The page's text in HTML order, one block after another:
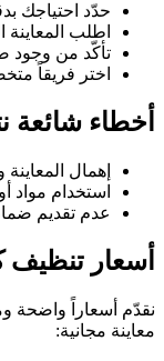
حدّد احتياجك
اطلب المعاينة
تأكّد من وجود
اختر فريقاً
أخطاء شائعة
إهمال المعاينة
استخدام مواد
عدم تقديم
أسعار تنظيف
نقدّم أسعاراً واضحة
معاينة مجانية: